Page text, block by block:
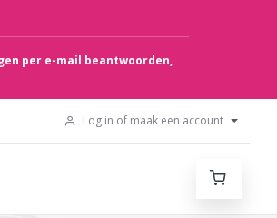
per e-mail beantwoorden,
Log in of maak een account